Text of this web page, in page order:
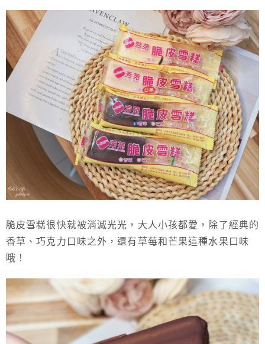
脆皮雪糕很快就被消滅光光，大人小孩都愛，除了經典的
香草、巧克力口味之外，還有草莓和芒果這種水果口味
哦！